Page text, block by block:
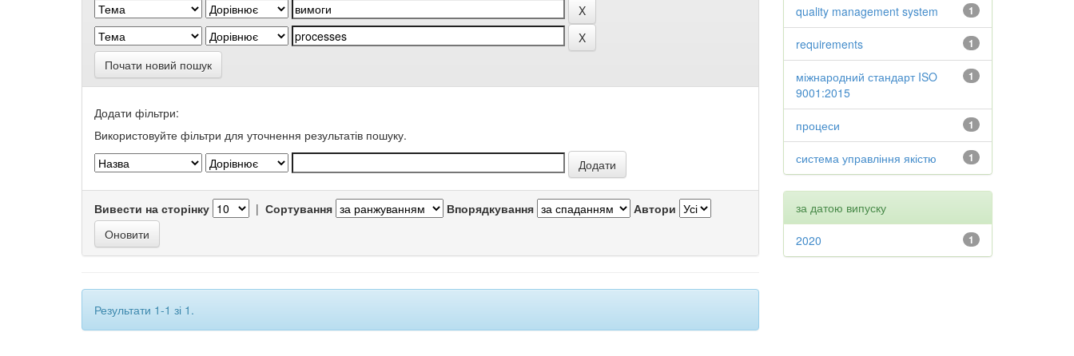
Почати новий пошук
Додати фільтри:
Використовуйте фільтри для уточнення результатів пошуку.
Вивести на сторінку | Сортування Впорядкування Автори
Результати 1-1 зі 1.
1
quality management system
1
requirements
1
міжнародний стандарт ISO
9001:2015
1
процеси
1
система управління якістю
за датою випуску
1
2020